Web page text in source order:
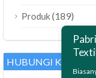
Produk(189)
HUBUNGI KAMI
العربية
Polski
Bahasa
ไทย